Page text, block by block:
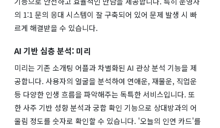
의 1:1 문의 응대 시스템이 잘 구축되어 있어 문제 발생 시 빠
르게 해결받을 수 있습니다.
AI 기반 심층 분석: 미리
미리는 기존 소개팅 어플과 차별화된 AI 관상 분석 기능을 제
공합니다. 사용자의 얼굴을 분석하여 연애운, 재물운, 직업운
등 다양한 인생 흐름을 파악해주는 독특한 서비스입니다. 또
한 사주 기반 성향 분석과 궁합 확인 기능으로 상대방과의 어
울림 정도를 숫자로 확인할 수 있습니다. '오늘의 인연 카드'를